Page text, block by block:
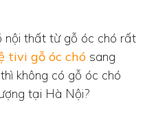
nội thất từ gỗ óc chó rất
tivi gỗ óc chó sang
không có gỗ óc chó
tại Hà Nội?